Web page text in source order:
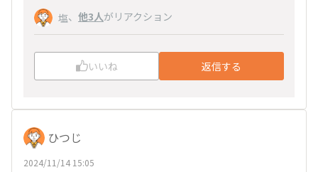
塩、 他3人がリアクション
いいね 返信する
ひつじ
2024/11/14 15:05